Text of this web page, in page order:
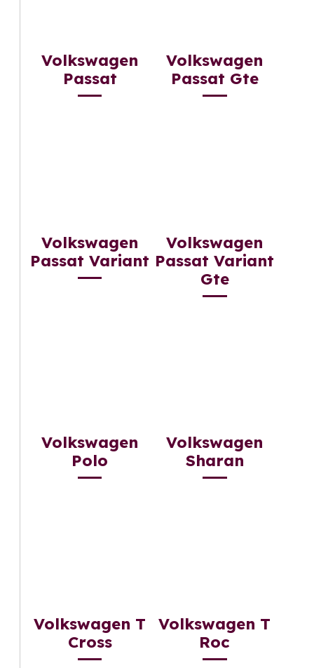
Volkswagen
Passat
Volkswagen
Passat Gte
Volkswagen
Passat Variant
Volkswagen
Passat Variant
Gte
Volkswagen
Polo
Volkswagen
Sharan
Volkswagen T
Cross
Volkswagen T
Roc